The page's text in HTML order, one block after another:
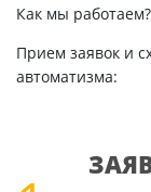
Как мы работаем?
Прием заявок и
автоматизма: